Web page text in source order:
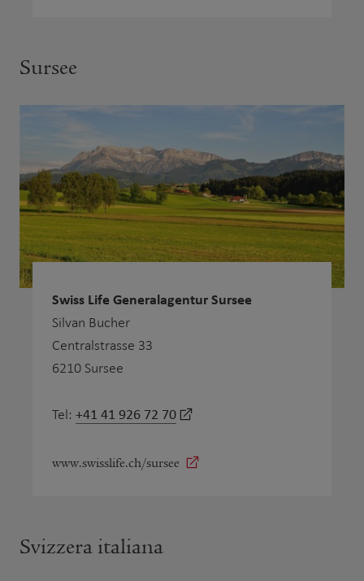
Sursee
Swiss Life Generalagentur Sursee
Silvan Bucher
Centralstrasse 33
6210 Sursee
Tel: +41 41 926 72 70
www.swisslife.ch/sursee
Svizzera italiana